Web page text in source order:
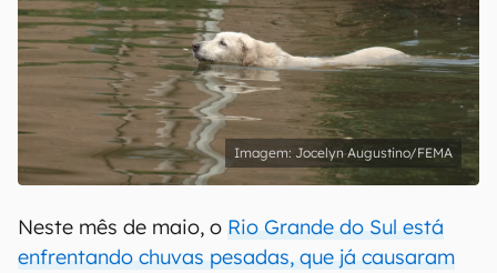
Jocelyn Augustino/FEMA
Neste mês de maio, o Rio Grande do Sul está
enfrentando chuvas pesadas, que já causaram